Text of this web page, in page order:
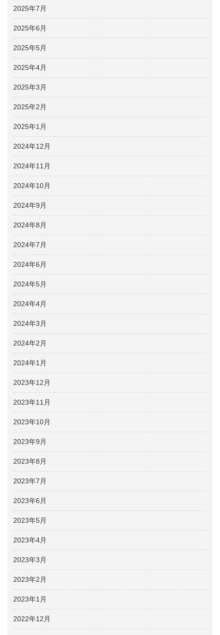
2025年7月
2025年6月
2025年5月
2025年4月
2025年3月
2025年2月
2025年1月
2024年12月
2024年11月
2024年10月
2024年9月
2024年8月
2024年7月
2024年6月
2024年5月
2024年4月
2024年3月
2024年2月
2024年1月
2023年12月
2023年11月
2023年10月
2023年9月
2023年8月
2023年7月
2023年6月
2023年5月
2023年4月
2023年3月
2023年2月
2023年1月
2022年12月